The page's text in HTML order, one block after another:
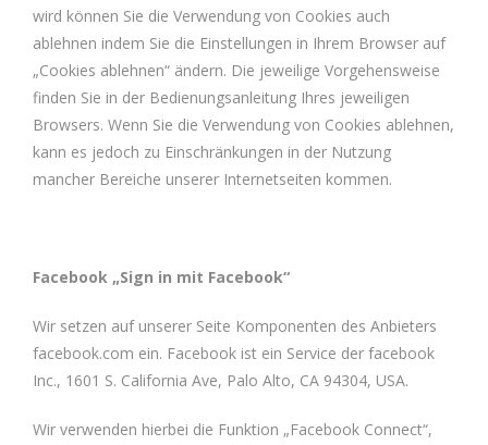
wird können Sie die Verwendung von Cookies auch
ablehnen indem Sie die Einstellungen in Ihrem Browser auf
„Cookies ablehnen“ ändern. Die jeweilige Vorgehensweise
finden Sie in der Bedienungsanleitung Ihres jeweiligen
Browsers. Wenn Sie die Verwendung von Cookies ablehnen,
kann es jedoch zu Einschränkungen in der Nutzung
mancher Bereiche unserer Internetseiten kommen.
Facebook „Sign in mit Facebook“
Wir setzen auf unserer Seite Komponenten des Anbieters
facebook.com ein. Facebook ist ein Service der facebook
Inc., 1601 S. California Ave, Palo Alto, CA 94304, USA.
Wir verwenden hierbei die Funktion „Facebook Connect“,